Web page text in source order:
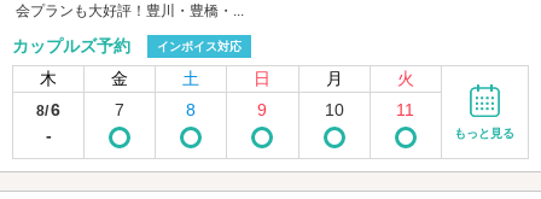
会プランも大好評！豊川・豊橋・...
カップルズ予約 インボイス対応
木 金 土 日 月 火
8/6
-
7 8 9 10 11
もっと見る